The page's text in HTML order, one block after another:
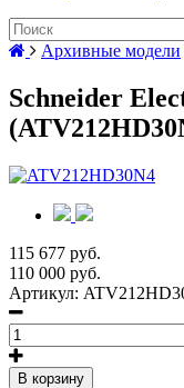
Архивные модели
Schneider
115 677 руб.
110 000 руб.
Артикул:
В корзину